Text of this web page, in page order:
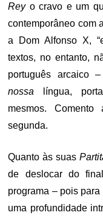
Reyo cravo e um
contemporâneo com
a Dom Alfonso X,
textos, no entanto,
português arcaico
nossa língua,
mesmos.
segunda.
Quanto às suas
de deslocar do
programa – pois
uma profundidade